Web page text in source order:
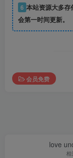
6 本站资源大多存
会第一时间更新。
会员免费
love
相